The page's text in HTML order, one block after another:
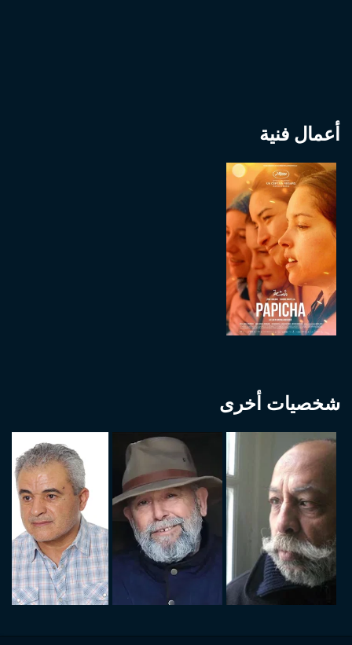
أعمال فنية
شخصيات أخرى